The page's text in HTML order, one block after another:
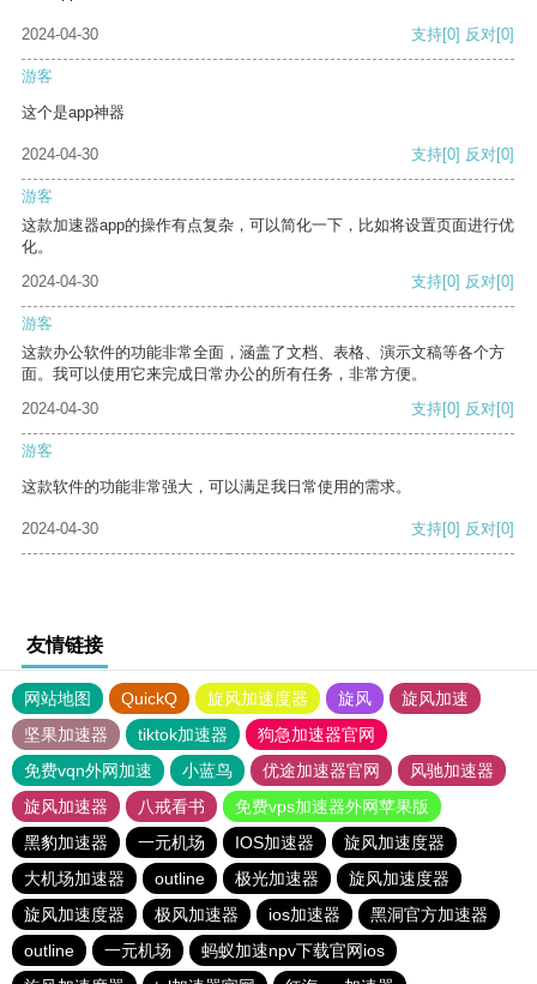
2024-04-30 支持[0] 反对[0]
游客
这个是app神器
2024-04-30 支持[0] 反对[0]
游客
这款加速器app的操作有点复杂，可以简化一下，比如将设置页面进行优
化。
2024-04-30
支持[0] 反对[0]
游客
这款办公软件的功能非常全面，涵盖了文档、表格、演示文稿等各个方
面。我可以使用它来完成日常办公的所有任务，非常方便。
2024-04-30
支持[0] 反对[0]
游客
这款软件的功能非常强大，可以满足我日常使用的需求。
2024-04-30 支持[0] 反对[0]
友情链接
网站地图 QuickQ 旋风加速度器 旋风
旋风加速
坚果加速器
tiktok加速器
狗急加速器官网
免费vqn外网加速
小蓝鸟 优途加速器官网
风驰加速器
旋风加速器
八戒看书
免费vps加速器外网苹果版
黑豹加速器
一元机场 IOS加速器
旋风加速度器
大机场加速器
outline 极光加速器
旋风加速度器
旋风加速度器
极风加速器 ios加速器
黑洞官方加速器
outline
一元机场
蚂蚁加速npv下载官网ios